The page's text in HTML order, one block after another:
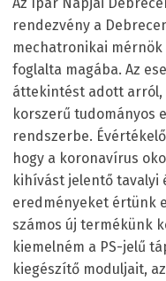
rendezvény a
mechatronikai
foglalta magába. Az
áttekintést adott arról,
korszerű tudományos
rendszerbe.
hogy a koronavírus
kihívást jelentő tavalyi
eredményeket értünk
számos új termékünk
kiemelném a PS-jelű
kiegészítő moduljait,